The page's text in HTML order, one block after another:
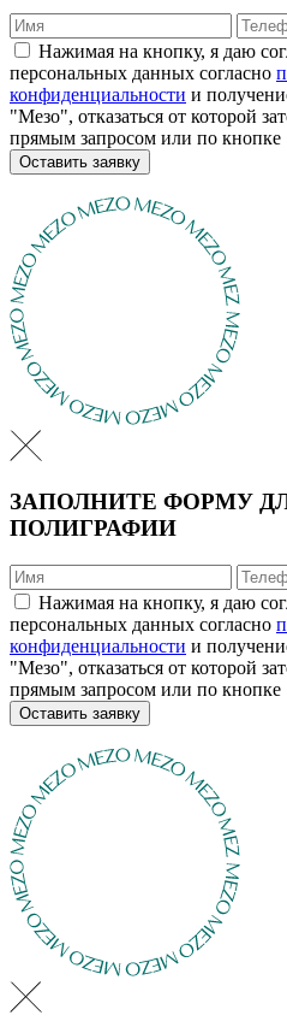
Нажимая на кнопку, я даю
персональных данных согласно
конфиденциальности и
"Мезо", отказаться от которой
прямым запросом или по кнопке
Оставить заявку
ЗАПОЛНИТЕ ФОРМУ
ПОЛИГРАФИИ
Нажимая на кнопку, я даю
персональных данных согласно
конфиденциальности и
"Мезо", отказаться от которой
прямым запросом или по кнопке
Оставить заявку